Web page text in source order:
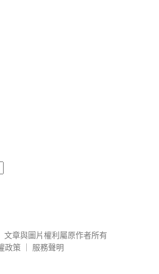
文章與圖片權利屬原作者所有
政策
服務聲明